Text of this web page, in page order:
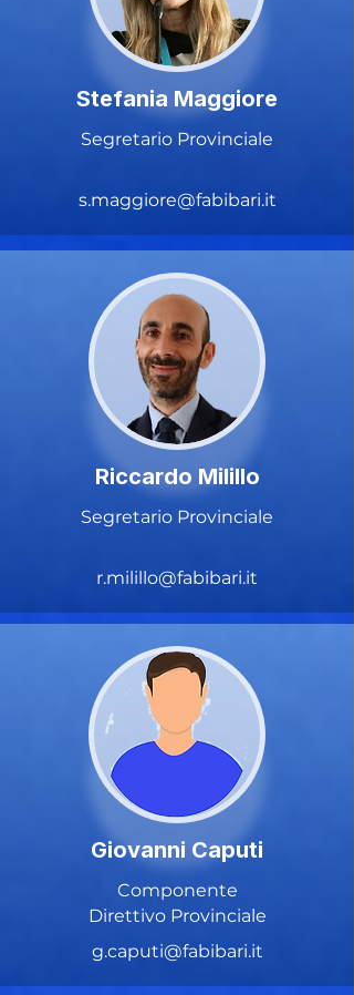
Stefania Maggiore
Segretario Provinciale
s.maggiore@fabibari.it
Riccardo Milillo
Segretario Provinciale
r.milillo@fabibari.it
Giovanni Caputi
Componente
Direttivo Provinciale
g.caputi@fabibari.it